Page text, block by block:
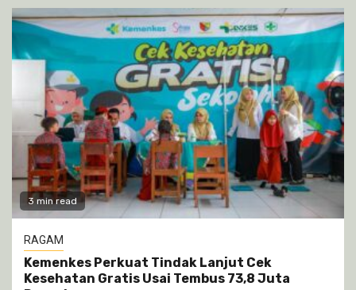
3 min read
RAGAM
Kemenkes Perkuat Tindak Lanjut Cek
Kesehatan Gratis Usai Tembus 73,8 Juta